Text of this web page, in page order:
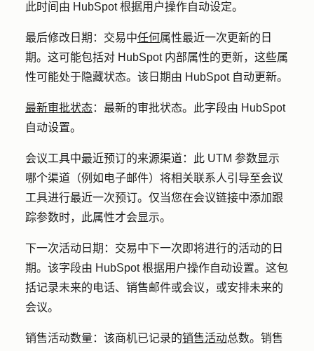
此时间由 HubSpot 根据用户操作自动设定。
最后修改日期： 交易中任何属性最近一次更新的日
期。这可能包括对 HubSpot 内部属性的更新，这些属
性可能处于隐藏状态。该日期由 HubSpot 自动更新。
最新审批状态：最新的审批状态。此字段由 HubSpot
自动设置。
会议工具中最近预订的来源渠道：此 UTM 参数显示
哪个渠道（例如电子邮件）将相关联系人引导至会议
工具进行最近一次预订。仅当您在会议链接中添加跟
踪参数时，此属性才会显示。
下一次活动日期： 交易中下一次即将进行的活动的日
期。该字段由 HubSpot 根据用户操作自动设置。这包
括记录未来的电话、销售邮件或会议，或安排未来的
会议。
销售活动数量： 该商机已记录的销售活动总数。销售